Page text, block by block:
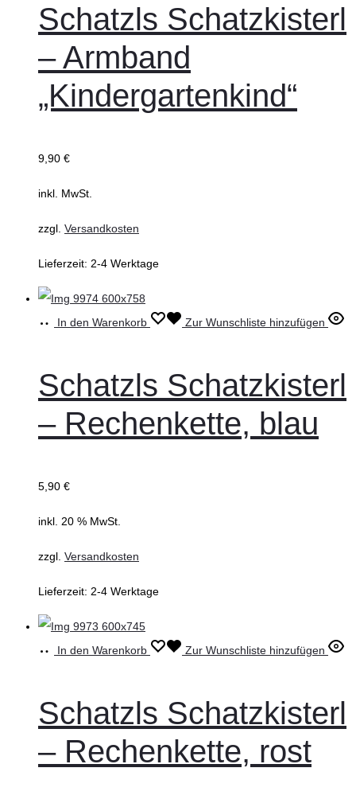
Schatzls Schatzkisterl
– Armband
„Kindergartenkind“
9,90 €
inkl. MwSt.
zzgl. Versandkosten
Lieferzeit: 2-4 Werktage
In den Warenkorb Zur Wunschliste hinzufügen
Schatzls Schatzkisterl
– Rechenkette, blau
5,90 €
inkl. 20 % MwSt.
zzgl. Versandkosten
Lieferzeit: 2-4 Werktage
In den Warenkorb Zur Wunschliste hinzufügen
Schatzls Schatzkisterl
– Rechenkette, rost